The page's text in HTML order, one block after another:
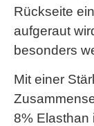
Rückseite
aufgeraut
besonders
Mit einer
8% Elasthan